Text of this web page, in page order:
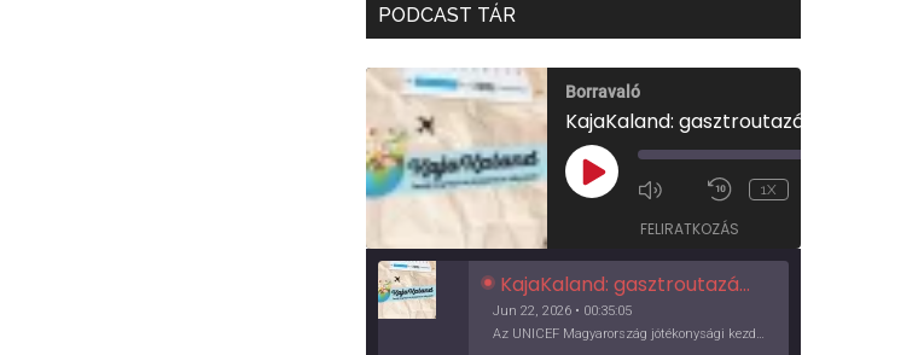
PODCAST TÁR
Borravaló
PLAY
EPISODE
1X
FELIRATKOZÁS
KajaKaland: gasztroutazás a föld körül
Jun 22, 2026 • 00:35:05
Az UNICEF Magyarország jótékonysági kezdeményezése izgalmas, egész éves világkörüli ízutazásra hív, igazi családi program és gasztroedukáció, illetve segítség a rászorulóknak is egyben.